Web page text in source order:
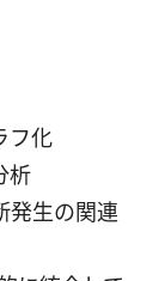
フ化
析
発生の関連